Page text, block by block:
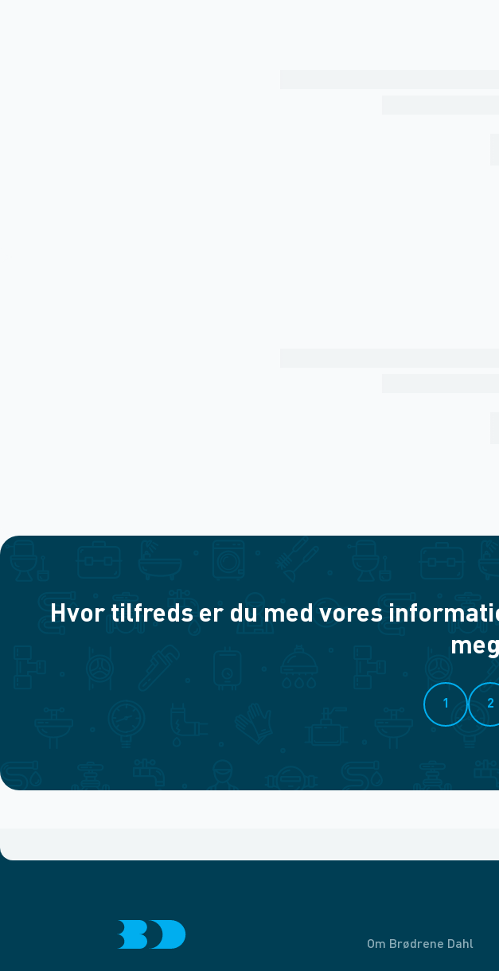
Hvor tilfreds er du med vores
1 2
Om Brødrene Dahl